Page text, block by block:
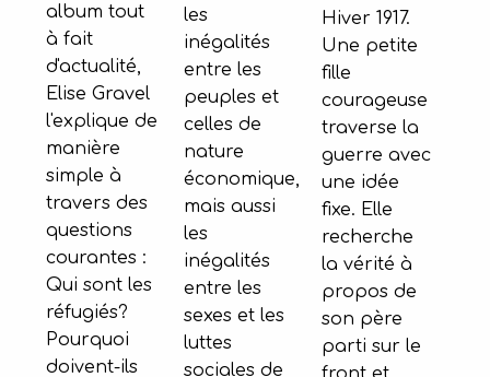
album tout
à fait
d'actualité,
Elise Gravel
l'explique de
manière
simple à
travers des
questions
courantes :
Qui sont les
réfugiés?
Pourquoi
doivent-ils
les
inégalités
entre les
peuples et
celles de
nature
économique,
mais aussi
les
inégalités
entre les
sexes et les
luttes
sociales de
Hiver 1917.
Une petite
fille
courageuse
traverse la
guerre avec
une idée
fixe. Elle
recherche
la vérité à
propos de
son père
parti sur le